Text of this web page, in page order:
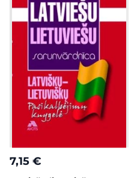
7,15 €